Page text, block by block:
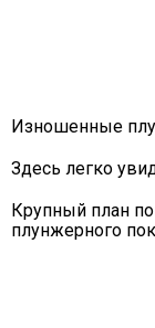
Изношенные
Здесь легко
Крупный план
плунжерного